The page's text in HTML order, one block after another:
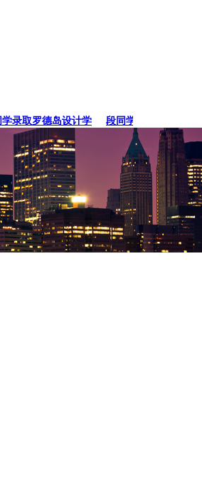
取罗德岛设计学 段同学、贾同学录取纽约